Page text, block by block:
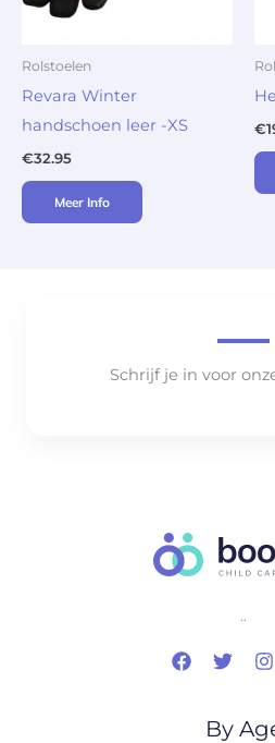
Rolstoelen
Revara Winter
handschoen leer -XS
€32.95
Meer Info
€
Schrijf je in voor
..
By